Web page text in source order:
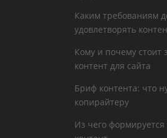
Каким требованиям
удовлетворять
Кому и почему стоит
контент для сайта
Бриф контента: что
копирайтеру
Из чего формируется